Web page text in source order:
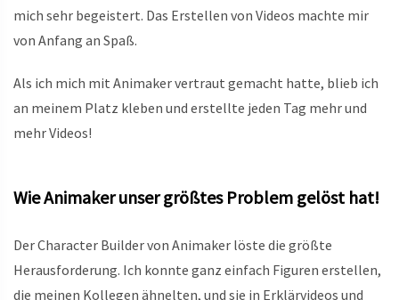
mich sehr begeistert. Das Erstellen von Videos machte mir
von Anfang an Spaß.
Als ich mich mit Animaker vertraut gemacht hatte, blieb ich
an meinem Platz kleben und erstellte jeden Tag mehr und
mehr Videos!
Wie Animaker unser größtes Problem gelöst hat!
Der Character Builder von Animaker löste die größte
Herausforderung. Ich konnte ganz einfach Figuren erstellen,
die meinen Kollegen ähnelten, und sie in Erklärvideos und